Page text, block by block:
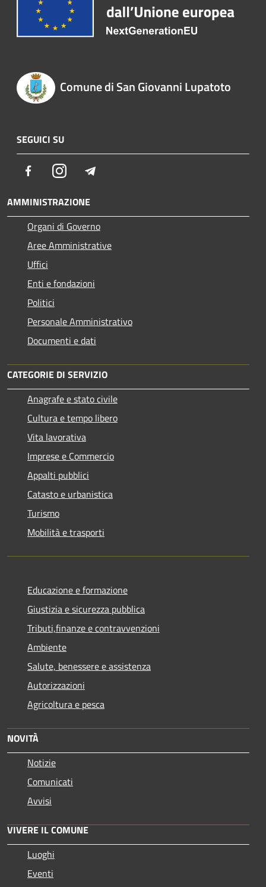
Comune di San Giovanni Lupatoto
SEGUICI SU
FacebookInstagram
AMMINISTRAZIONE
Organi di Governo
Aree Amministrative
Uffici
Enti e fondazioni
Politici
Personale Amministrativo
Documenti e dati
CATEGORIE DI SERVIZIO
Anagrafe e stato civile
Cultura e tempo libero
Vita lavorativa
Imprese e Commercio
Appalti pubblici
Catasto e urbanistica
Turismo
Mobilità e trasporti
Educazione e formazione
Giustizia e sicurezza pubblica
Tributi,finanze e contravvenzioni
Ambiente
Salute, benessere e assistenza
Autorizzazioni
Agricoltura e pesca
NOVITÀ
Notizie
Comunicati
Avvisi
VIVERE IL COMUNE
Luoghi
Eventi